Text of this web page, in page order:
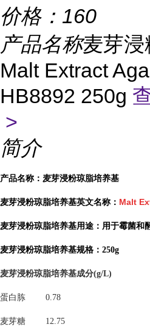
价格： 160
产品名称麦芽浸
Malt Extract
HB8892 250g
>
简介
产品名称：麦芽浸粉琼脂培养基
麦芽浸粉琼脂培养基英文名称： Malt
麦芽浸粉琼脂培养基用途：用于霉菌和
麦芽浸粉琼脂培养基规格：250g
麦芽浸粉琼脂培养基成分(g/L)
蛋白胨 0.78
麦芽糖 12.75